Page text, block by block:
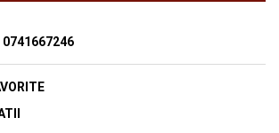
0741667246